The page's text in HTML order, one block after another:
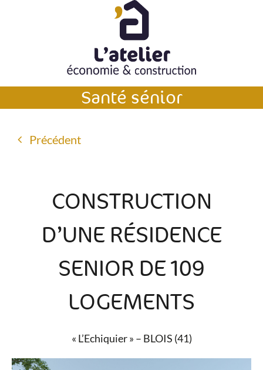
Santé sénior
Précédent
CONSTRUCTION
D’UNE RÉSIDENCE
SENIOR DE 109
LOGEMENTS
« L’Echiquier » – BLOIS (41)